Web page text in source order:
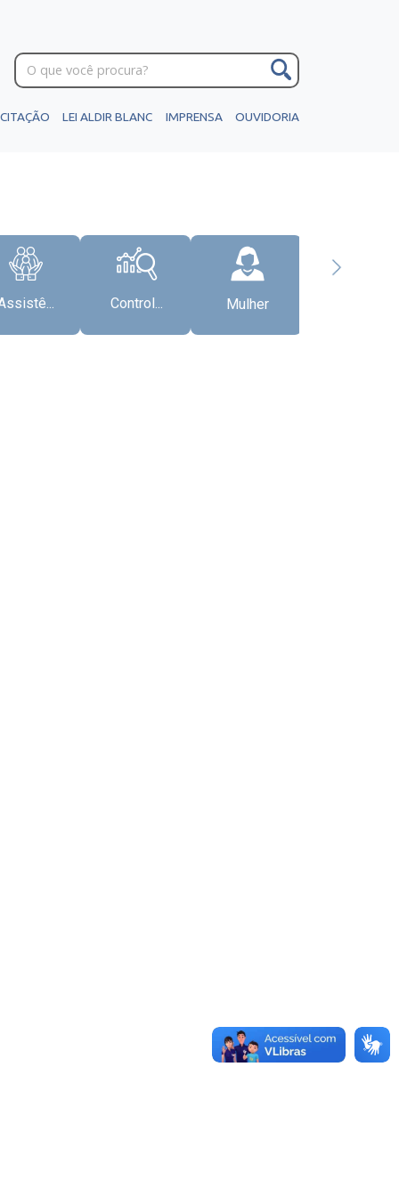
LEI ALDIR BLANC IMPRENSA OUVIDORIA
Control... Mulher